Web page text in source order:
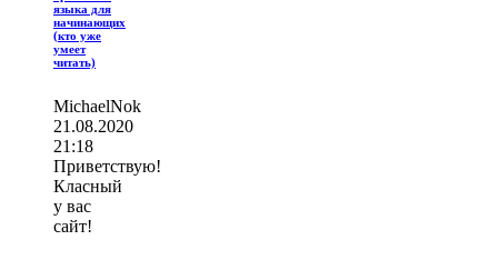
языка для
начинающих
(кто уже
умеет
читать)
MichaelNok
21.08.2020
21:18
Приветствую!
Класный
у вас
сайт!